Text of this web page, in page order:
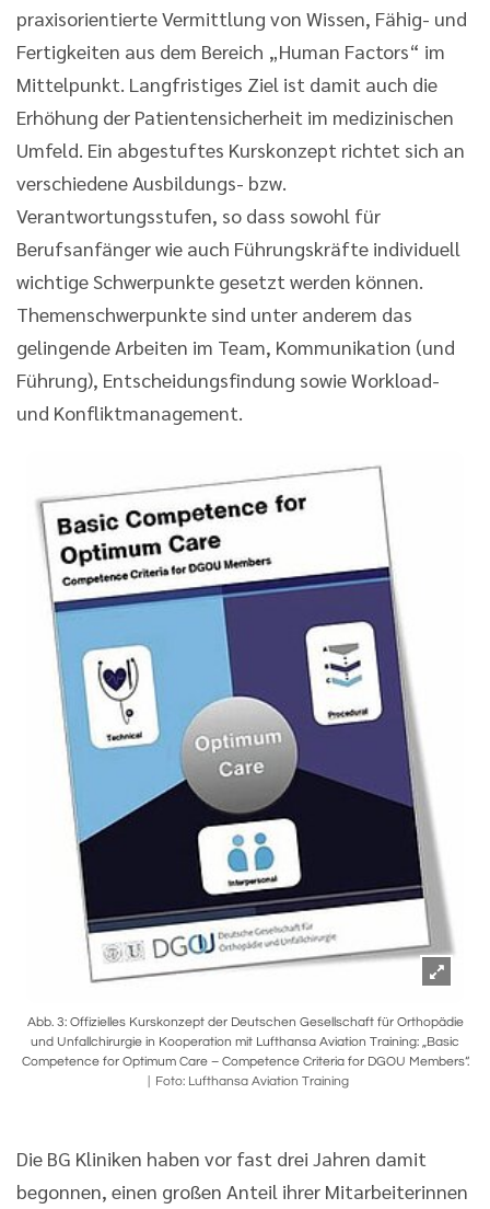
praxisorientierte Vermittlung von Wissen, Fähig- und
Fertigkeiten aus dem Bereich „Human Factors“ im
Mittelpunkt. Langfristiges Ziel ist damit auch die
Erhöhung der Patientensicherheit im medizinischen
Umfeld. Ein abgestuftes Kurskonzept richtet sich an
verschiedene Ausbildungs- bzw.
Verantwortungsstufen, so dass sowohl für
Berufsanfänger wie auch Führungskräfte individuell
wichtige Schwerpunkte gesetzt werden können.
Themenschwerpunkte sind unter anderem das
gelingende Arbeiten im Team, Kommunikation (und
Führung), Entscheidungsfindung sowie Workload-
und Konfliktmanagement.
Abb. 3: Offizielles Kurskonzept der Deutschen Gesellschaft für Orthopädie
und Unfallchirurgie in Kooperation mit Lufthansa Aviation Training: „Basic
Competence for Optimum Care – Competence Criteria for DGOU Members“.
Foto: Lufthansa Aviation Training
Die BG Kliniken haben vor fast drei Jahren damit
begonnen, einen großen Anteil ihrer Mitarbeiterinnen